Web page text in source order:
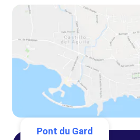
Sites romains et lieux historiques de
Pont du Gard